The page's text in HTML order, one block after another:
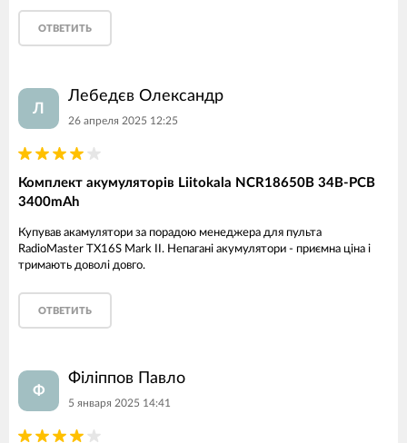
ОТВЕТИТЬ
Л
Лебедєв Олександр
26 апреля 2025 12:25
Комплект акумуляторів Liitokala NCR18650B 34B-PCB
3400mAh
Купував акамулятори за порадою менеджера для пульта
RadioMaster TX16S Mark II. Непагані акумулятори - приємна ціна і
тримають доволі довго.
ОТВЕТИТЬ
Ф
Філіппов Павло
5 января 2025 14:41